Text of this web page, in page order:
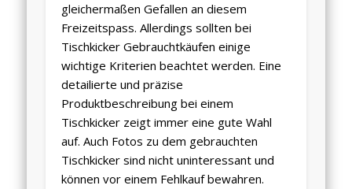
gleichermaßen Gefallen an diesem
Freizeitspass. Allerdings sollten bei
Tischkicker Gebrauchtkäufen einige
wichtige Kriterien beachtet werden. Eine
detailierte und präzise
Produktbeschreibung bei einem
Tischkicker zeigt immer eine gute Wahl
auf. Auch Fotos zu dem gebrauchten
Tischkicker sind nicht uninteressant und
können vor einem Fehlkauf bewahren.